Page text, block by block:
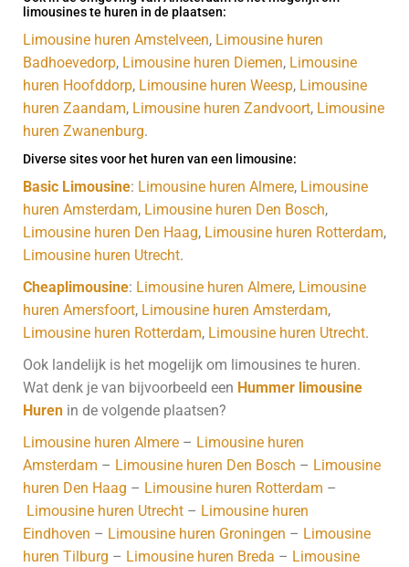
limousines te huren in de plaatsen:
Limousine huren Amstelveen, Limousine huren
Badhoevedorp, Limousine huren Diemen, Limousine
huren Hoofddorp, Limousine huren Weesp, Limousine
huren Zaandam, Limousine huren Zandvoort, Limousine
huren Zwanenburg.
Diverse sites voor het huren van een limousine:
Basic Limousine: Limousine huren Almere, Limousine
huren Amsterdam, Limousine huren Den Bosch,
Limousine huren Den Haag, Limousine huren Rotterdam,
Limousine huren Utrecht.
Cheaplimousine: Limousine huren Almere, Limousine
huren Amersfoort, Limousine huren Amsterdam,
Limousine huren Rotterdam, Limousine huren Utrecht.
Ook landelijk is het mogelijk om limousines te huren.
Wat denk je van bijvoorbeeld een Hummer limousine
Huren in de volgende plaatsen?
Limousine huren Almere – Limousine huren
Amsterdam – Limousine huren Den Bosch – Limousine
huren Den Haag – Limousine huren Rotterdam –
Limousine huren Utrecht – Limousine huren
Eindhoven – Limousine huren Groningen – Limousine
huren Tilburg – Limousine huren Breda – Limousine